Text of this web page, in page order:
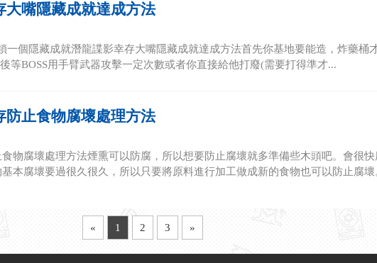
大嘴隱藏成就達成方法
一個隱藏成就潛龍諜影幸存大嘴隱藏成就達成方法首先你基地要能造，炸藥桶
等BOSS用手臂武器攻擊一定次數或者你直接給他打廢(需要打得準才...
防止食物腐壞處理方法
物腐壞處理方法煙熏可以防腐，所以想要防止腐壞就多準備些木頭吧。會很
本腐壞要過很久很久，所以只要將原料進行加工做成新的食物也可以防止腐壞
« 1 2 3 »